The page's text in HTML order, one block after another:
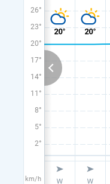
26°
23°
20°
17°
14°
11°
8°
5°
2°
km/h